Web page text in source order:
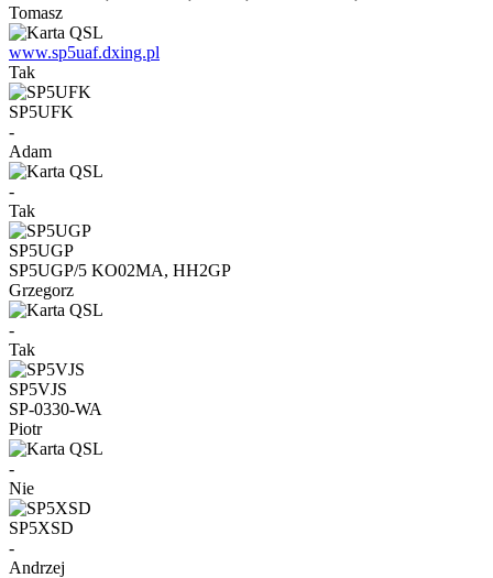
Tomasz
www.sp5uaf.dxing.pl
Tak
SP5UFK
-
Adam
-
Tak
SP5UGP
SP5UGP/5 KO02MA, HH2GP
Grzegorz
-
Tak
SP5VJS
SP-0330-WA
Piotr
-
Nie
SP5XSD
-
Andrzej